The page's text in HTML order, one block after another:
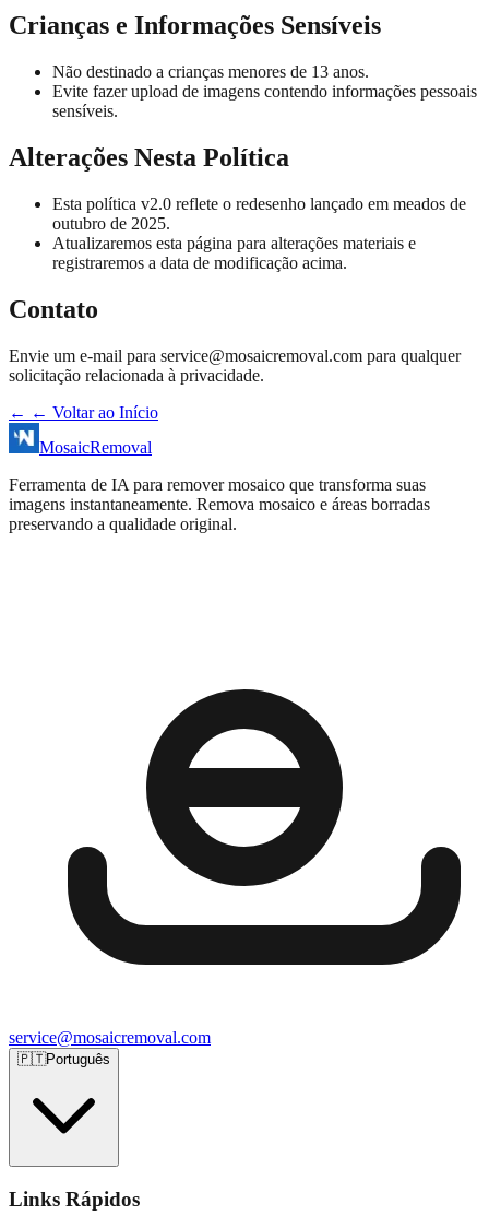
Crianças e Informações Sensíveis
Não destinado a crianças menores de 13 anos.
Evite fazer upload de imagens contendo informações pessoais
sensíveis.
Alterações Nesta Política
Esta política v2.0 reflete o redesenho lançado em meados de
outubro de 2025.
Atualizaremos esta página para alterações materiais e
registraremos a data de modificação acima.
Contato
Envie um e-mail para service@mosaicremoval.com para qualquer
solicitação relacionada à privacidade.
← ← Voltar ao Início
MosaicRemoval
Ferramenta de IA para remover mosaico que transforma suas
imagens instantaneamente. Remova mosaico e áreas borradas
preservando a qualidade original.
service@mosaicremoval.com
🇵🇹Português
Links Rápidos